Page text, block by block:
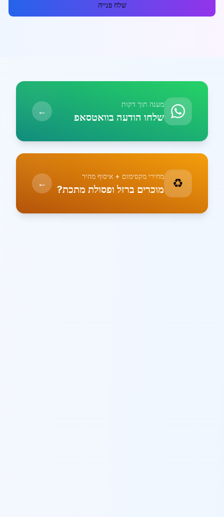
שלח פנייה
מענה תוך דקות
שלחו הודעה בוואטסאפ ←
♻️ מחירי מקסימום + איסוף מהיר
מוכרים ברזל ופסולת מתכת? ←